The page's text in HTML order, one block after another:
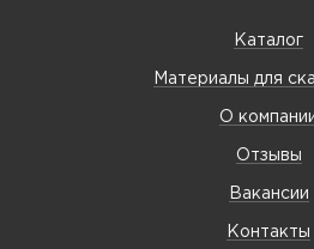
Каталог
Материалы для
О
Отзывы
Вакансии
Контакты